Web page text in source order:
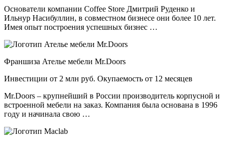
Основатели компании Coffee Store Дмитрий Руденко и
Ильнур Насибуллин, в совместном бизнесе они более 10 лет.
Имея опыт построения успешных бизнес …
Франшиза Ателье мебели Mr.Doors
Инвестиции от 2 млн руб. Окупаемость от 12 месяцев
Mr.Doors – крупнейший в России производитель корпусной и
встроенной мебели на заказ. Компания была основана в 1996
году и начинала свою …